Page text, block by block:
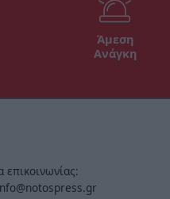
Άμεση
Ανάγκη
επικοινωνίας: